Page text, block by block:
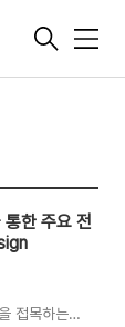
메
한 주요 전
접목하는